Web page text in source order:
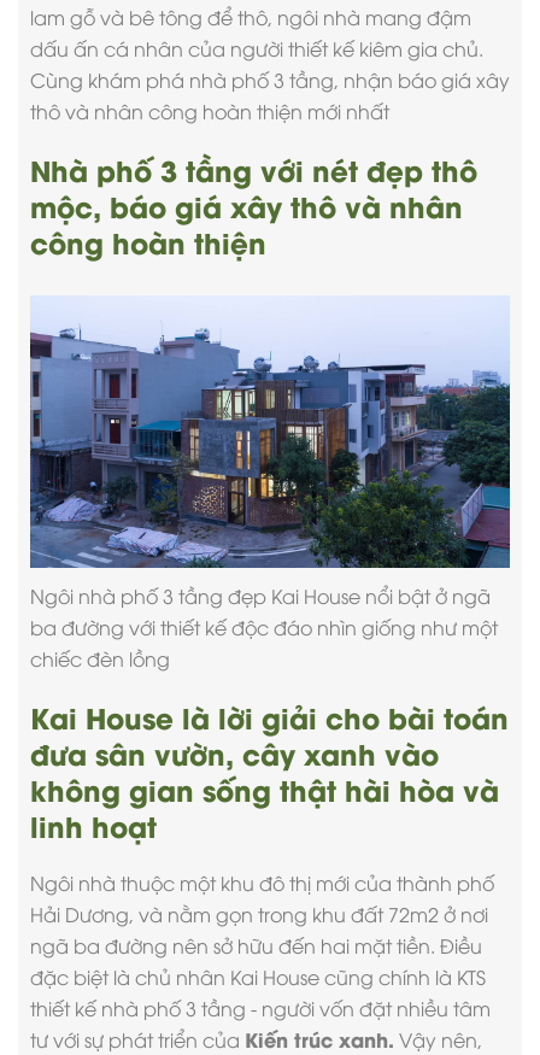
lam gỗ và bê tông để thô, ngôi nhà mang đậm
dấu ấn cá nhân của người thiết kế kiêm gia chủ.
Cùng khám phá nhà phố 3 tầng, nhận báo giá xây
thô và nhân công hoàn thiện mới nhất
Nhà phố 3 tầng với nét đẹp thô
mộc, báo giá xây thô và nhân
công hoàn thiện
Ngôi nhà phố 3 tầng đẹp Kai House nổi bật ở ngã
ba đường với thiết kế độc đáo nhìn giống như một
chiếc đèn lồng
Kai House là lời giải cho bài toán
đưa sân vườn, cây xanh vào
không gian sống thật hài hòa và
linh hoạt
Ngôi nhà thuộc một khu đô thị mới của thành phố
Hải Dương, và nằm gọn trong khu đất 72m2 ở nơi
ngã ba đường nên sở hữu đến hai mặt tiền. Điều
đặc biệt là chủ nhân Kai House cũng chính là KTS
thiết kế nhà phố 3 tầng - người vốn đặt nhiều tâm
tư với sự phát triển của Kiến trúc xanh. Vậy nên,